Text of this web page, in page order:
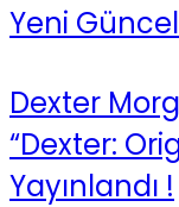
Yeni
Dexter
“Dexter:
Yayınlandı !